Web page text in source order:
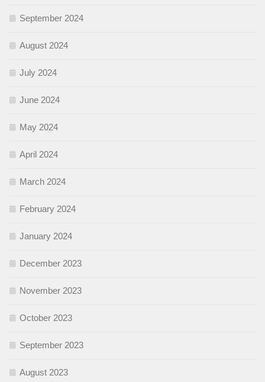
September 2024
August 2024
July 2024
June 2024
May 2024
April 2024
March 2024
February 2024
January 2024
December 2023
November 2023
October 2023
September 2023
August 2023